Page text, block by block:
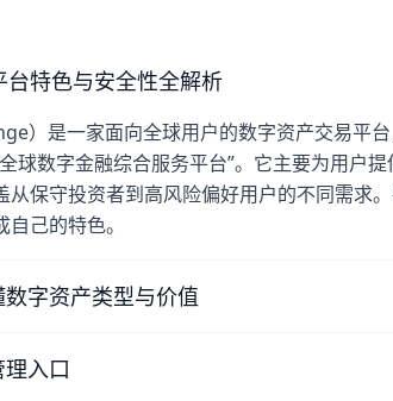
特色与安全性全解析
）是一家面向全球用户的数字资产交易平
球数字金融综合服务平台”。它主要为用户
保守投资者到高风险偏好用户的不同需求。
己的特色。
字资产类型与价值
入口